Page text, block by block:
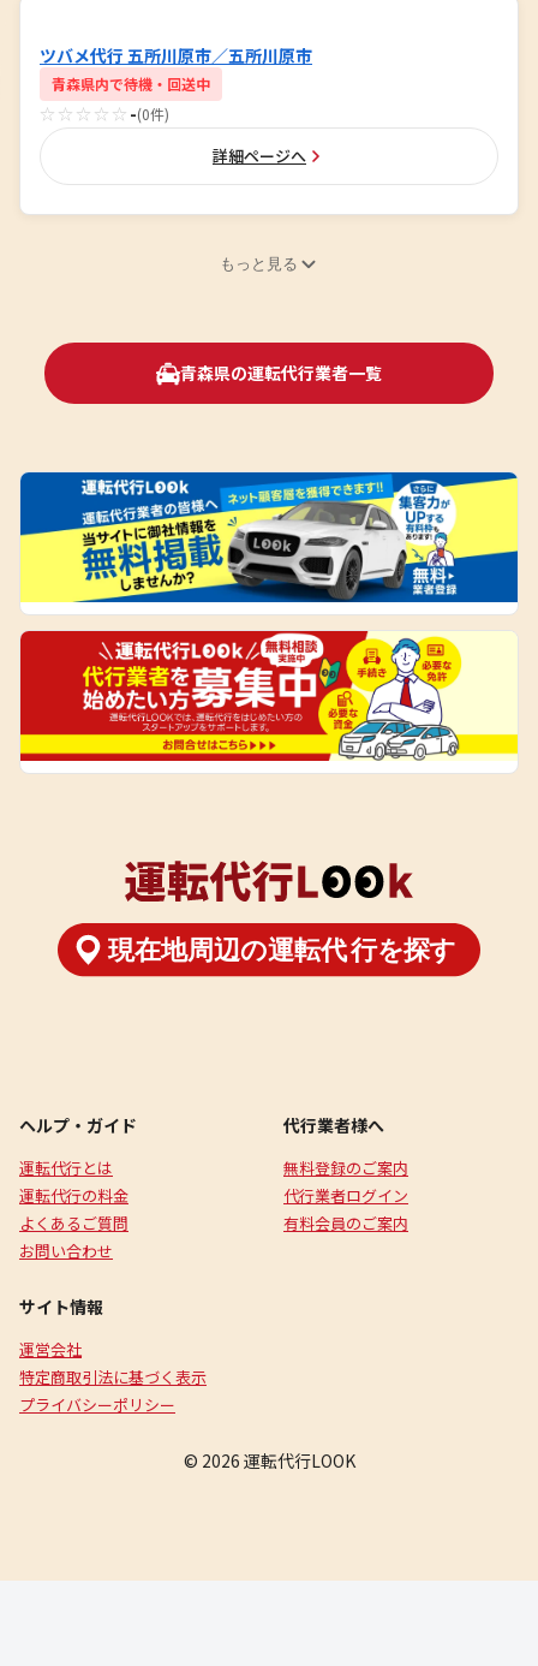
ツバメ代行 五所川原市／五所川原市
青森県内で待機・回送中
☆☆☆☆☆ -(0件)
詳細ページへ
もっと見る
青森県の運転代行業者一覧
ヘルプ・ガイド
運転代行とは
運転代行の料金
よくあるご質問
お問い合わせ
代行業者様へ
無料登録のご案内
代行業者ログイン
有料会員のご案内
サイト情報
運営会社
特定商取引法に基づく表示
プライバシーポリシー
© 2026 運転代行LOOK